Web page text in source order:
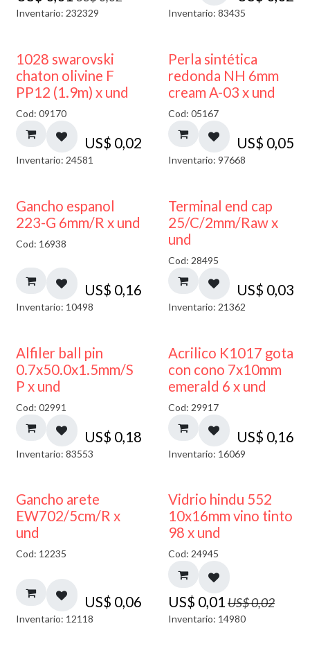
Inventario: 232329 Inventario: 83435
1028 swarovski
chaton olivine F
PP12 (1.9m) x und
Cod: 09170
US$ 0,02
Inventario: 24581
Perla sintética
redonda NH 6mm
cream A-03 x und
Cod: 05167
US$ 0,05
Inventario: 97668
Gancho espanol
223-G 6mm/R x und
Cod: 16938
US$ 0,16
Inventario: 10498
Terminal end cap
25/C/2mm/Raw x
und
Cod: 28495
US$ 0,03
Inventario: 21362
Alfiler ball pin
0.7x50.0x1.5mm/S
P x und
Cod: 02991
US$ 0,18
Inventario: 83553
Acrilico K1017 gota
con cono 7x10mm
emerald 6 x und
Cod: 29917
US$ 0,16
Inventario: 16069
Gancho arete
EW702/5cm/R x
und
Cod: 12235
US$ 0,06
Inventario: 12118
40% DESCUENTO
Vidrio hindu 552
10x16mm vino tinto
98 x und
Cod: 24945
US$ 0,01 US$0,02
Inventario: 14980